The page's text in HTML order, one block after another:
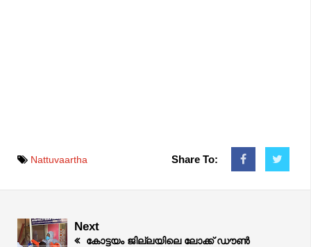
Nattuvaartha Share To:
Next
കോട്ടയം ജില്ലയിലെ ലോക്ക് ഡൗൺ